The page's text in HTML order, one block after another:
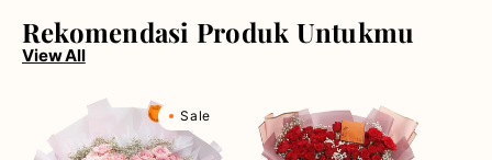
Rekomendasi Produk Untukmu
View All
(Premium
Sale
Rose
Rhapsody